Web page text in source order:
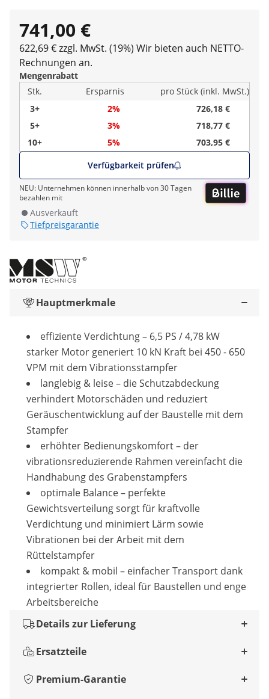
741,00 €
622,69 € zzgl. MwSt. (19%) Wir bieten auch NETTO-
Rechnungen an.
Mengenrabatt
Stk.
Ersparnis
pro Stück (inkl. MwSt.)
3+
2%
726,18 €
5+
3%
718,77 €
10+
5%
703,95 €
Verfügbarkeit prüfen
NEU: Unternehmen können innerhalb von 30 Tagen
bezahlen mit
Ausverkauft
Tiefpreisgarantie
Hauptmerkmale
effiziente Verdichtung – 6,5 PS / 4,78 kW
starker Motor generiert 10 kN Kraft bei 450 - 650
VPM mit dem Vibrationsstampfer
langlebig & leise – die Schutzabdeckung
verhindert Motorschäden und reduziert
Geräuschentwicklung auf der Baustelle mit dem
Stampfer
erhöhter Bedienungskomfort – der
vibrationsreduzierende Rahmen vereinfacht die
Handhabung des Grabenstampfers
optimale Balance – perfekte
Gewichtsverteilung sorgt für kraftvolle
Verdichtung und minimiert Lärm sowie
Vibrationen bei der Arbeit mit dem
Rüttelstampfer
kompakt & mobil – einfacher Transport dank
integrierter Rollen, ideal für Baustellen und enge
Arbeitsbereiche
Details zur Lieferung
Ersatzteile
Premium-Garantie